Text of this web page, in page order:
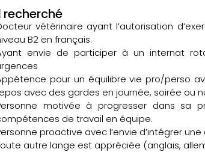
recherché
vétérinaire ayant l’autorisation
B2 en français.
envie de participer à un internat
pour un équilibre vie pro/perso
avec des gardes en journée, soirée ou
motivée à progresser dans sa
de travail en équipe.
proactive avec l’envie d’intégrer
autre lange est appréciée (anglais,